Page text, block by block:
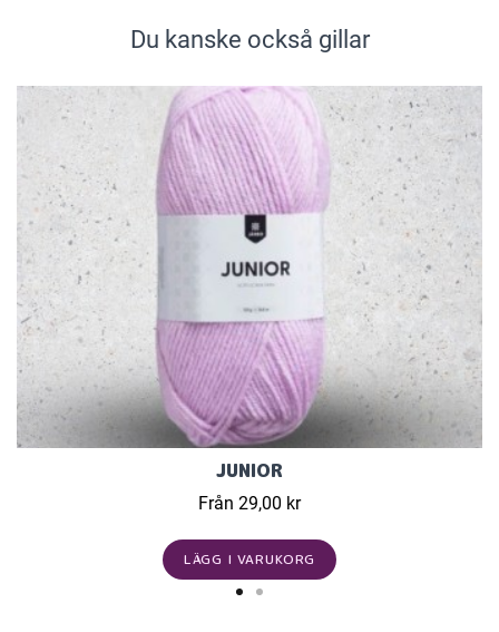
Du kanske också gillar
JUNIOR
Från 29,00 kr
LÄGG I VARUKORG